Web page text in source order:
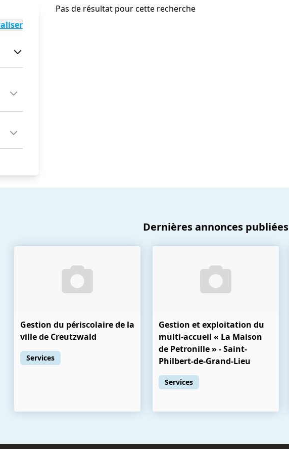
Pas de résultat pour cette recherche
Dernières annonces publiées
Gestion du périscolaire de la
ville de Creutzwald
Services
Gestion et exploitation du
multi-accueil « La Maison
de Petronille » - Saint-
Philbert-de-Grand-Lieu
Services